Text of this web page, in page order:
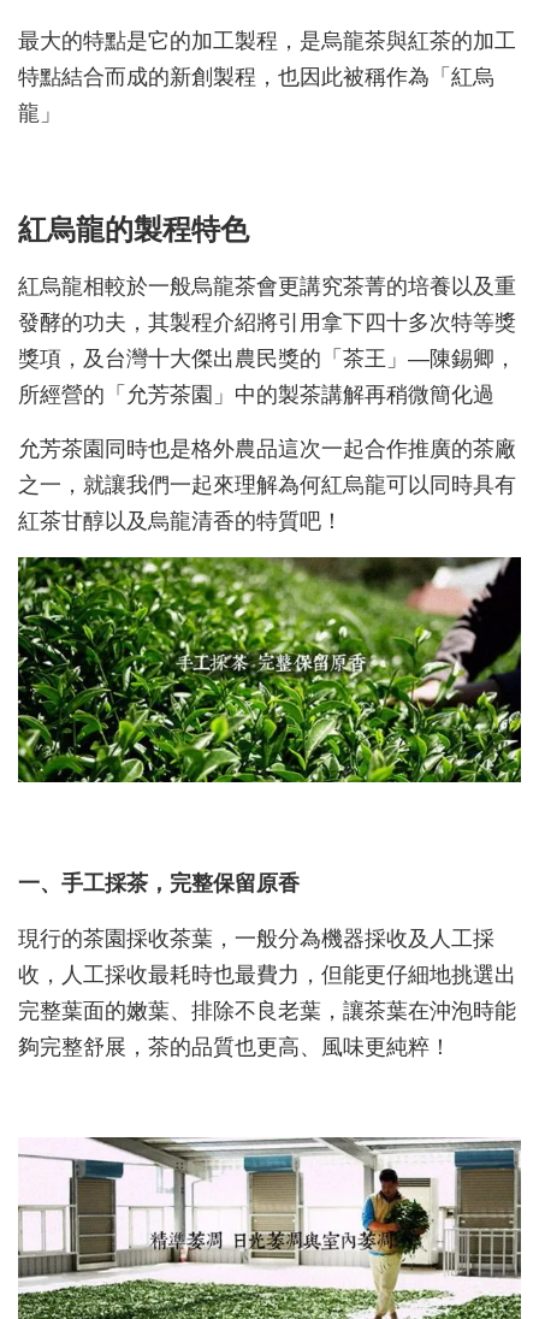
最大的特點是它的加工製程，是烏龍茶與紅茶的加工
特點結合而成的新創製程，也因此被稱作為「紅烏
龍」
紅烏龍的製程特色
紅烏龍相較於一般烏龍茶會更講究茶菁的培養以及重
發酵的功夫，其製程介紹將引用拿下四十多次特等獎
獎項，及台灣十大傑出農民獎的「茶王」—陳錫卿，
所經營的「允芳茶園」中的製茶講解再稍微簡化過
允芳茶園同時也是格外農品這次一起合作推廣的茶廠
之一，就讓我們一起來理解為何紅烏龍可以同時具有
紅茶甘醇以及烏龍清香的特質吧！
一、手工採茶，完整保留原香
現行的茶園採收茶葉，一般分為機器採收及人工採
收，人工採收最耗時也最費力，但能更仔細地挑選出
完整葉面的嫩葉、排除不良老葉，讓茶葉在沖泡時能
夠完整舒展，茶的品質也更高、風味更純粹！